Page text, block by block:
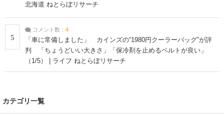
北海道 ねとらぼリサーチ
5
コメント数： 4
「車に常備しました」 カインズの“1980円クーラーバッグ”が評
判 「ちょうどいい大きさ」「保冷剤を止めるベルトが良い」
（1/5） | ライフ ねとらぼリサーチ
カテゴリ一覧